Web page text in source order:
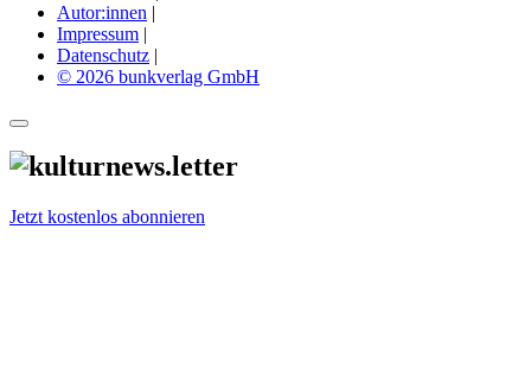
Autor:innen |
Impressum |
Datenschutz |
© 2026 bunkverlag GmbH
Jetzt kostenlos abonnieren